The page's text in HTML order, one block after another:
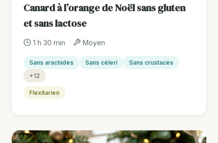
Canard à l’orange de Noël sans gluten
et sans lactose
1 h 30 min Moyen
Sans arachides Sans céleri
Sans crustacés
+12
Flexitarien